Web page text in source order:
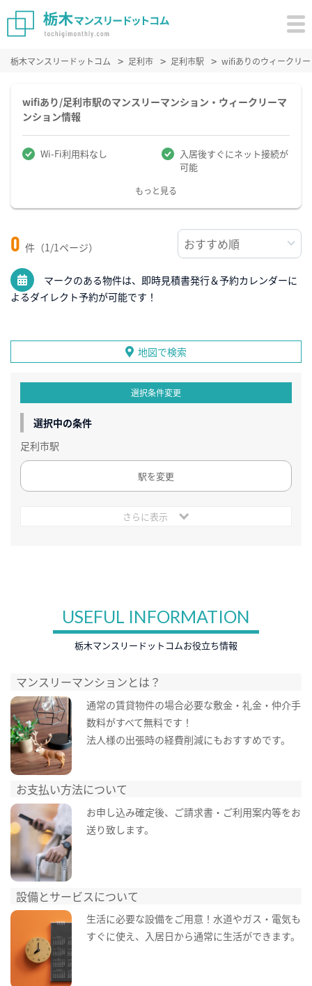
栃木マンスリードットコム 足利市 足利市駅 wifiありのウィークリ
wifiあり/足利市駅のマンスリーマンション・ウィークリーマ
ンション情報
Wi-Fi利用料なし
入居後すぐにネット接続が
可能
もっと見る
0 件（1/1ページ）
マークのある物件は、即時見積書発行＆予約カレンダーに
よるダイレクト予約が可能です！
地図で検索
選択条件変更
選択中の条件
足利市駅
駅を変更
さらに表示
USEFUL INFORMATION
栃木マンスリードットコムお役立ち情報
マンスリーマンションとは？
通常の賃貸物件の場合必要な敷金・礼金・仲介手
数料がすべて無料です！
法人様の出張時の経費削減にもおすすめです。
お支払い方法について
お申し込み確定後、ご請求書・ご利用案内等をお
送り致します。
設備とサービスについて
生活に必要な設備をご用意！水道やガス・電気も
すぐに使え、入居日から通常に生活ができます。